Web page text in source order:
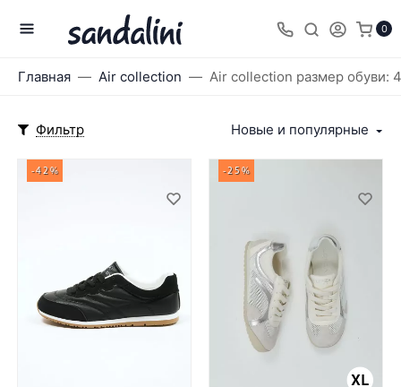
0
Главная Air collection Air collection размер обуви:
Фильтр Новые и популярные
-42% -25%